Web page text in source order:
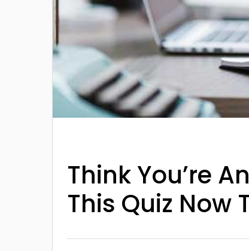
Think You’re
This Quiz Now